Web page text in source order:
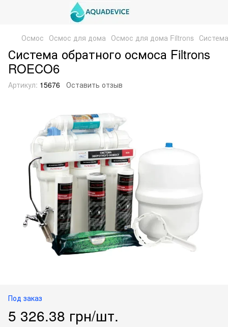
Осмос Осмос для дома Осмос для дома Filtrons
Система обратного осмоса Filtrons
ROECO6
Артикул: 15676 Оставить отзыв
Под заказ
5 326.38 грн/шт.